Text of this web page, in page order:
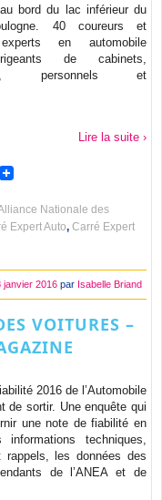
bord du lac inférieur du
40 coureurs et
en automobile
de cabinets,
personnels et
Lire la suite ›
Nationale des
Expert Auto, Carré Expert
janvier 2016 par Isabelle Briand
VOITURES –
2016 de l’Automobile
de sortir. Une enquête qui
une note de fiabilité en
informations techniques,
rappels, les données des
de l’ANEA et de